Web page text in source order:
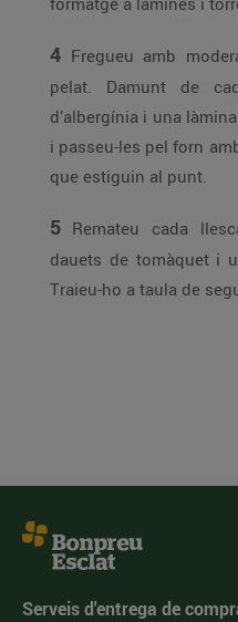
4 Fregueu amb
pelat. Damunt de
d’albergínia i una
i passeu-les pel forn
que estiguin al punt.
5 Remateu cada
dauets de tomàquet i
Traieu-ho a taula de
Serveis d'entrega de